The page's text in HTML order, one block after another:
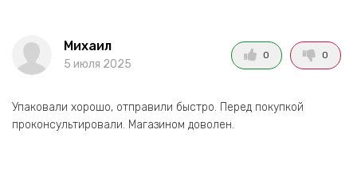
Михаил
5 июля 2025
0 0
Упаковали хорошо, отправили быстро. Перед покупкой
проконсультировали. Магазином доволен.